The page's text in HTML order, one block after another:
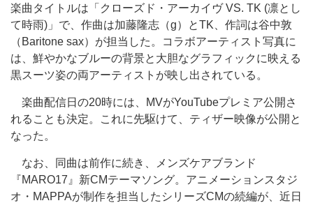
楽曲タイトルは「クローズド・アーカイヴ VS. TK (凛とし
て時雨)」で、作曲は加藤隆志（g）とTK、作詞は谷中敦
（Baritone sax）が担当した。コラボアーティスト写真に
は、鮮やかなブルーの背景と大胆なグラフィックに映える
黒スーツ姿の両アーティストが映し出されている。
楽曲配信日の20時には、MVがYouTubeプレミア公開さ
れることも決定。これに先駆けて、ティザー映像が公開と
なった。
なお、同曲は前作に続き、メンズケアブランド
『MARO17』新CMテーマソング。アニメーションスタジ
オ・MAPPAが制作を担当したシリーズCMの続編が、近日